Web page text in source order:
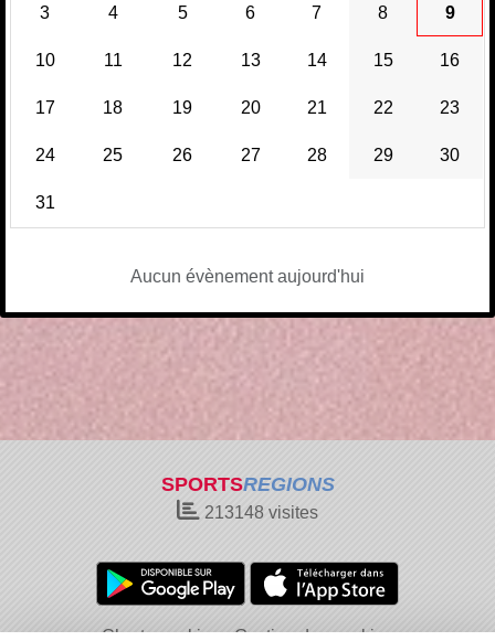
3 4 5 6 7 8 9
10 11 12 13 14 15 16
17 18 19 20 21 22 23
24 25 26 27 28 29 30
31
Aucun évènement aujourd'hui
SPORTSREGIONS
213148 visites
Charte cookies Gestion des cookies